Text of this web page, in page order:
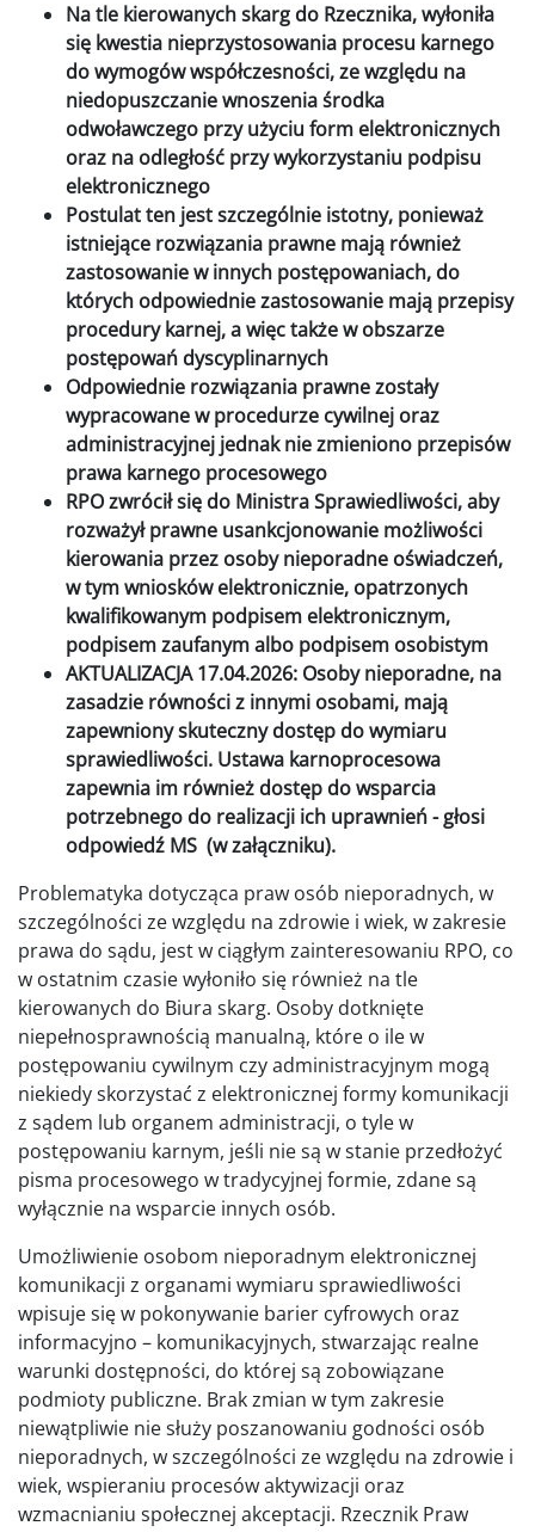
Na tle kierowanych skarg do Rzecznika, wyłoniła
się kwestia nieprzystosowania procesu karnego
do wymogów współczesności, ze względu na
niedopuszczanie wnoszenia środka
odwoławczego przy użyciu form elektronicznych
oraz na odległość przy wykorzystaniu podpisu
elektronicznego
Postulat ten jest szczególnie istotny, ponieważ
istniejące rozwiązania prawne mają również
zastosowanie w innych postępowaniach, do
których odpowiednie zastosowanie mają przepisy
procedury karnej, a więc także w obszarze
postępowań dyscyplinarnych
Odpowiednie rozwiązania prawne zostały
wypracowane w procedurze cywilnej oraz
administracyjnej jednak nie zmieniono przepisów
prawa karnego procesowego
RPO zwrócił się do Ministra Sprawiedliwości, aby
rozważył prawne usankcjonowanie możliwości
kierowania przez osoby nieporadne oświadczeń,
w tym wniosków elektronicznie, opatrzonych
kwalifikowanym podpisem elektronicznym,
podpisem zaufanym albo podpisem osobistym
AKTUALIZACJA 17.04.2026: Osoby nieporadne, na
zasadzie równości z innymi osobami, mają
zapewniony skuteczny dostęp do wymiaru
sprawiedliwości. Ustawa karnoprocesowa
zapewnia im również dostęp do wsparcia
potrzebnego do realizacji ich uprawnień - głosi
odpowiedź MS (w załączniku).
Problematyka dotycząca praw osób nieporadnych, w
szczególności ze względu na zdrowie i wiek, w zakresie
prawa do sądu, jest w ciągłym zainteresowaniu RPO, co
w ostatnim czasie wyłoniło się również na tle
kierowanych do Biura skarg. Osoby dotknięte
niepełnosprawnością manualną, które o ile w
postępowaniu cywilnym czy administracyjnym mogą
niekiedy skorzystać z elektronicznej formy komunikacji
z sądem lub organem administracji, o tyle w
postępowaniu karnym, jeśli nie są w stanie przedłożyć
pisma procesowego w tradycyjnej formie, zdane są
wyłącznie na wsparcie innych osób.
Umożliwienie osobom nieporadnym elektronicznej
komunikacji z organami wymiaru sprawiedliwości
wpisuje się w pokonywanie barier cyfrowych oraz
informacyjno – komunikacyjnych, stwarzając realne
warunki dostępności, do której są zobowiązane
podmioty publiczne. Brak zmian w tym zakresie
niewątpliwie nie służy poszanowaniu godności osób
nieporadnych, w szczególności ze względu na zdrowie i
wiek, wspieraniu procesów aktywizacji oraz
wzmacnianiu społecznej akceptacji. Rzecznik Praw